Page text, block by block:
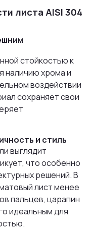
листа AISI 304
стойкостью к
наличию хрома и
воздействии
сохраняет свои
и стиль
выглядит
что особенно
решений. В
лист менее
пальцев, царапин
идеальным для